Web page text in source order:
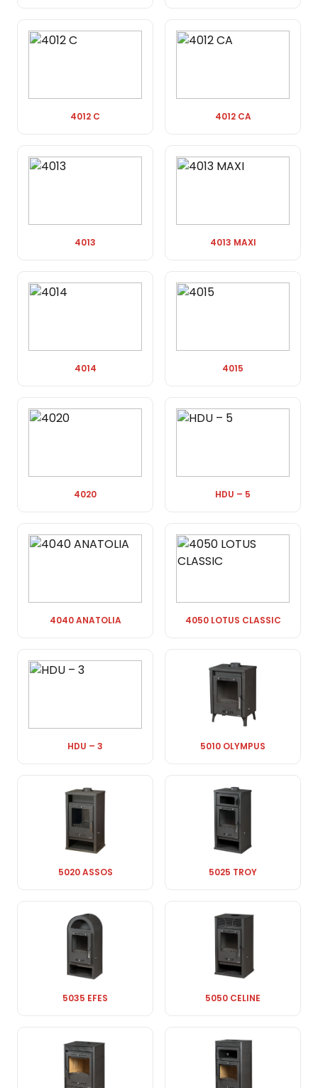
4012 C 4012 CA
4013 4013 MAXI
4014 4015
4020 HDU – 5
4040 ANATOLIA 4050 LOTUS CLASSIC
HDU – 3 5010 OLYMPUS
5020 ASSOS 5025 TROY
5035 EFES 5050 CELINE